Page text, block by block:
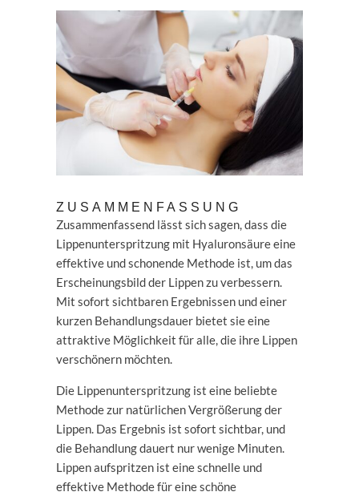
ZUSAMMENFASSUNG
Zusammenfassend lässt sich sagen, dass die
Lippenunterspritzung mit Hyaluronsäure eine
effektive und schonende Methode ist, um das
Erscheinungsbild der Lippen zu verbessern.
Mit sofort sichtbaren Ergebnissen und einer
kurzen Behandlungsdauer bietet sie eine
attraktive Möglichkeit für alle, die ihre Lippen
verschönern möchten.
Die Lippenunterspritzung ist eine beliebte
Methode zur natürlichen Vergrößerung der
Lippen. Das Ergebnis ist sofort sichtbar, und
die Behandlung dauert nur wenige Minuten.
Lippen aufspritzen ist eine schnelle und
effektive Methode für eine schöne